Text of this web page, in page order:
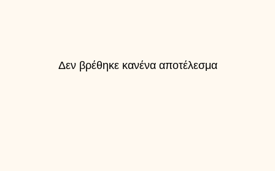
Δεν βρέθηκε κανένα αποτέλεσμα